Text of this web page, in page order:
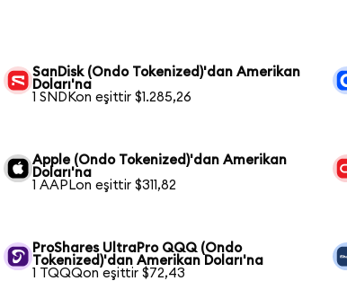
SanDisk (Ondo Tokenized)'dan Amerikan
Doları'na
1 SNDKon eşittir $1.285,26
Apple (Ondo Tokenized)'dan Amerikan
Doları'na
1 AAPLon eşittir $311,82
ProShares UltraPro QQQ (Ondo
Tokenized)'dan Amerikan Doları'na
1 TQQQon eşittir $72,43